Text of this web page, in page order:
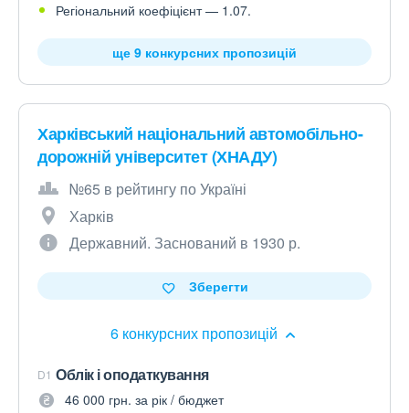
Регіональний коефіцієнт — 1.07.
ще 9 конкурсних пропозицій
Харківський національний автомобільно-
дорожній університет (ХНАДУ)
№65 в рейтингу по Україні
Харків
Державний. Заснований в 1930 р.
6 конкурсних пропозицій
Зберегти
D1 Облік і оподаткування
46 000 грн. за рік / бюджет